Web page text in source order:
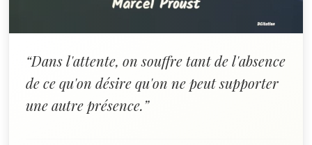
“Dans l'attente, on souffre tant de l'absence
de ce qu'on désire qu'on ne peut supporter
une autre présence.”